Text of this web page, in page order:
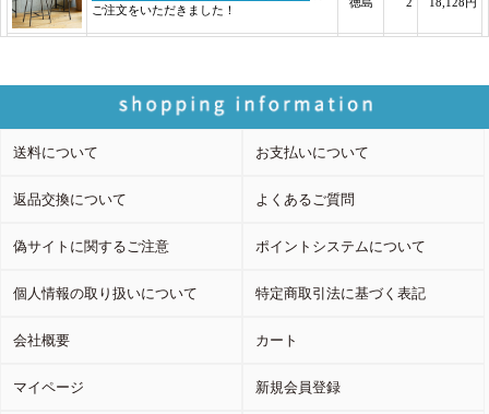
送料について お支払いについて
返品交換について よくあるご質問
偽サイトに関するご注意 ポイントシステムについて
個人情報の取り扱いについて 特定商取引法に基づく表記
会社概要 カート
マイページ 新規会員登録